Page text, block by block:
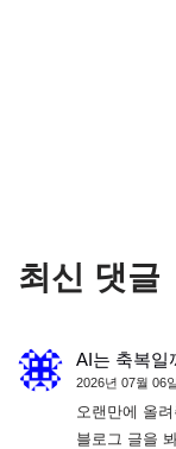
최신 댓글
AI는 축복일
2026년 07월 06
오랜만에 올
블로그 글을